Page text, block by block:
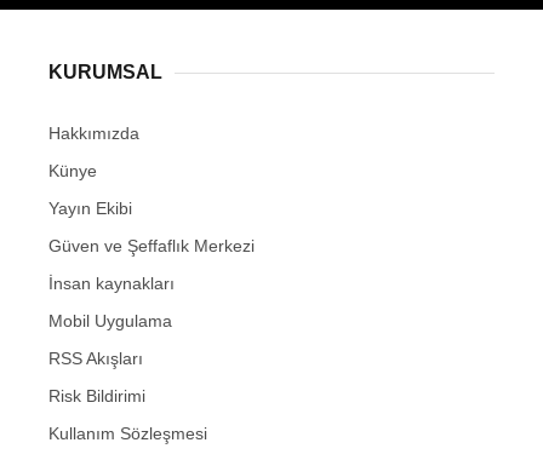
KURUMSAL
Hakkımızda
Künye
Yayın Ekibi
Güven ve Şeffaflık Merkezi
İnsan kaynakları
Mobil Uygulama
RSS Akışları
Risk Bildirimi
Kullanım Sözleşmesi